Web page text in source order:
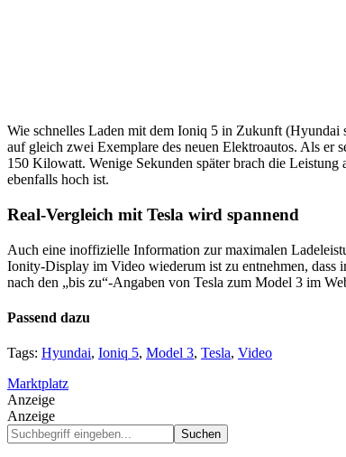
Wie schnelles Laden mit dem Ioniq 5 in Zukunft (Hyundai
auf gleich zwei Exemplare des neuen Elektroautos. Als
150 Kilowatt. Wenige Sekunden später brach die
ebenfalls hoch ist.
Real-Vergleich mit Tesla wird spannend
Auch eine inoffizielle Information zur maximalen
Ionity-Display im Video wiederum ist zu entnehmen,
nach den „bis zu“-Angaben von Tesla zum Model 3 im
Passend dazu
Tags: Hyundai, Ioniq 5, Model 3, Tesla, Video
Marktplatz
Anzeige
Anzeige
Suchbegriff
eingeben...